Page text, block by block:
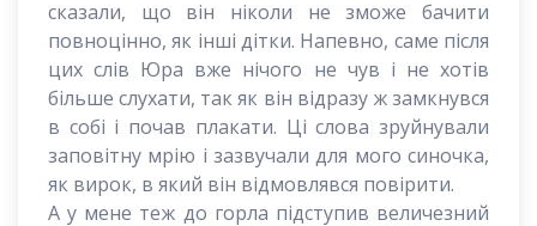
сказали, що він ніколи не зможе бачити
повноцінно, як інші дітки. Напевно, саме після
цих слів Юра вже нічого не чув і не хотів
більше слухати, так як він відразу ж замкнувся
в собі і почав плакати. Ці слова зруйнували
заповітну мрію і зазвучали для мого синочка,
як вирок, в який він відмовлявся повірити.
А у мене теж до горла підступив величезний